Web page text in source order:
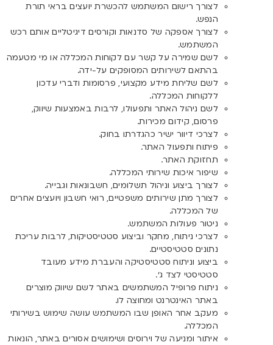
לצורך רישום המשתמש להכשרת יועצים בראי תורת
הנפש.
לצורך אספקה של סדנאות וקורסים דיגיטליים אותם רכש
המשתמש.
לשם שמירה על קשר עם לקוחות המכללה או מי מטעמה
בהתאם לשירותים המסופקים על-ידה.
לשם שליחת מידע מקצועי, פרסומות ודברי עדכון
ללקוחות המכללה.
לשם ניהול האתר ותפעולו, לרבות באמצעות שיווק,
פרסום, קידום מכירות.
לצרכי דיוור ישיר כהגדרתו בחוק.
פיתוח ותפעול האתר.
תחזוקת האתר.
שיפור איכות שירותי המכללה.
לצורך ביצוע וניהול תשלומים, חשבונאות וגבייה.
לצורך מתן שירותים משפטיים, רואי חשבון ויועצים אחרים
של המכללה.
ניטור פעולות המשתמש.
לצרכי ניתוח, מחקר וביצוע סטטיסטיקות, לרבות עריכת
נתונים סטטיסטיים.
ביצוע וניתוח סטטיסטיקה והעברת מידע מעובד
סטטיסטי לצד ג’.
ניתוח פרופיל המשתמשים באתר לשם שיווק מוצרים
באתר האינטרנט ומחוצה לו.
מעקב אחר האופן שבו המשתמש עושה שימוש בשירותי
המכללה.
איתור ומניעה של וירוסים ושימושים אסורים באתר, הונאות